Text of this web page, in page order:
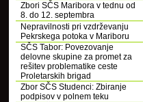
Zbori SČS Maribora v tednu od
8. do 12. septembra
Nepravilnosti pri vzdrževanju
Pekrskega potoka v Mariboru
SČS Tabor: Povezovanje
delovne skupine za promet za
rešitev problematike ceste
Proletarskih brigad
Zbor SČS Studenci: Zbiranje
podpisov v polnem teku